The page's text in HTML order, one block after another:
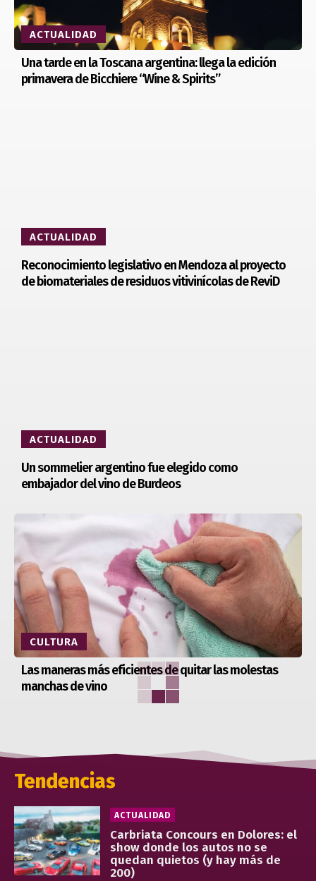
ACTUALIDAD
Una tarde en la Toscana argentina: llega la edición
primavera de Bicchiere “Wine & Spirits”
ACTUALIDAD
Reconocimiento legislativo en Mendoza al proyecto
de biomateriales de residuos vitivinícolas de ReviD
ACTUALIDAD
Un sommelier argentino fue elegido como
embajador del vino de Burdeos
CULTURA
Las maneras más eficientes de quitar las molestas
manchas de vino
Tendencias
ACTUALIDAD
Carbriata Concours en Dolores: el
show donde los autos no se
quedan quietos (y hay más de
200)